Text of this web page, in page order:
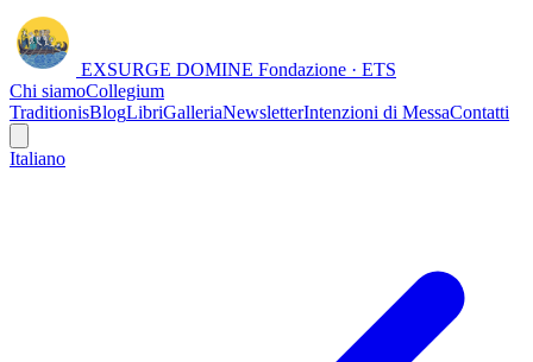
EXSURGE DOMINE Fondazione · ETS
Chi siamoCollegium
TraditionisBlogLibriGalleriaNewsletterIntenzioni di MessaContatti
Italiano